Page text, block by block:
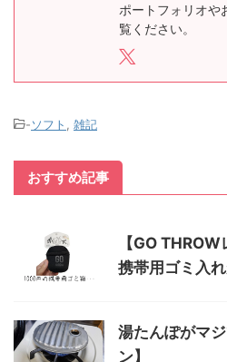
ポートフォリオや
覧ください。
-ソフト 雑記
おすすめ記事
【GO
携帯用ゴミ入
湯たんぽがマ
ン】